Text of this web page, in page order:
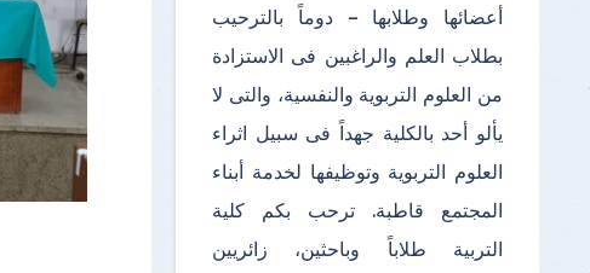
أعضائها وطلابها – دوماً بالترحيب
بطلاب العلم والراغبين فى الاستزادة
من العلوم التربوية والنفسية، والتى لا
يألو أحد بالكلية جهداً فى سبيل اثراء
العلوم التربوية وتوظيفها لخدمة أبناء
المجتمع قاطبة. ترحب بكم كلية
التربية طلاباً وباحثين، زائريين